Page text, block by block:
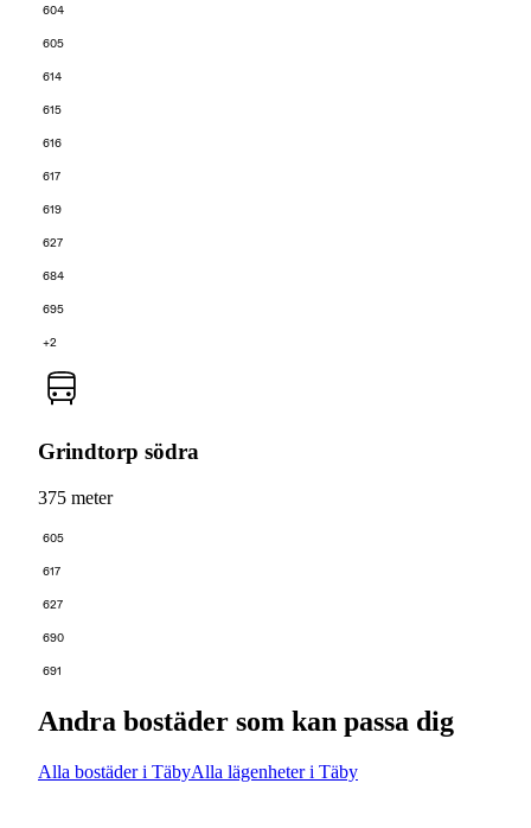
604
605
614
615
616
617
619
627
684
695
+2
Grindtorp södra
375 meter
605
617
627
690
691
Andra bostäder som kan passa dig
Alla bostäder i TäbyAlla lägenheter i Täby